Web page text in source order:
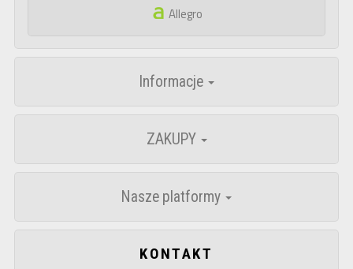
Allegro
Informacje
ZAKUPY
Nasze platformy
KONTAKT